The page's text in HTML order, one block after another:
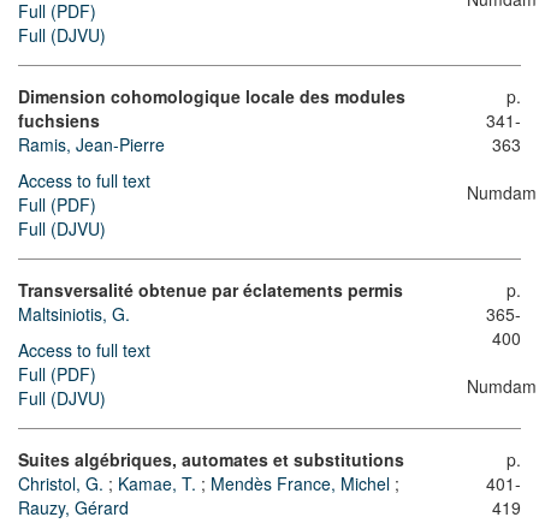
Full (PDF)
Full (DJVU)
Dimension cohomologique locale des modules
fuchsiens
Ramis, Jean-Pierre
Access to full text
Full (PDF)
Full (DJVU)
p.
341-
363
Numdam
Transversalité obtenue par éclatements permis
Maltsiniotis, G.
Access to full text
Full (PDF)
Full (DJVU)
p.
365-
400
Numdam
Suites algébriques, automates et substitutions
Christol, G. ; Kamae, T. ; Mendès France, Michel ;
Rauzy, Gérard
p.
401-
419